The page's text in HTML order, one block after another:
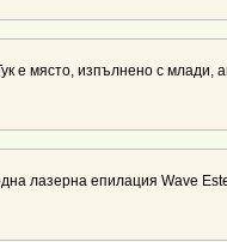
е място, изпълнено с млади,
лазерна епилация Wave